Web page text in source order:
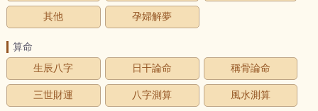
其他 孕婦解夢
算命
生辰八字
日干論命 稱骨論命
三世財運 八字測算 風水測算